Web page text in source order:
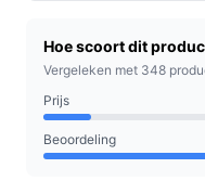
huishoudens,
een efficiënte en
stofzuiger is ook
aan een schone
Hoe scoort dit
Vergeleken met 348
Prijs
Beoordeling